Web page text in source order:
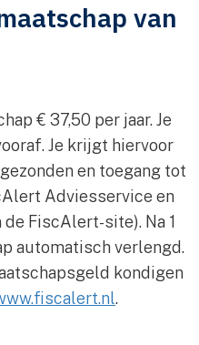
van
€ 37,50 per jaar. Je
Je krijgt hiervoor
en toegang tot
Adviesservice en
FiscAlert-site). Na 1
automatisch verlengd.
kondigen
.